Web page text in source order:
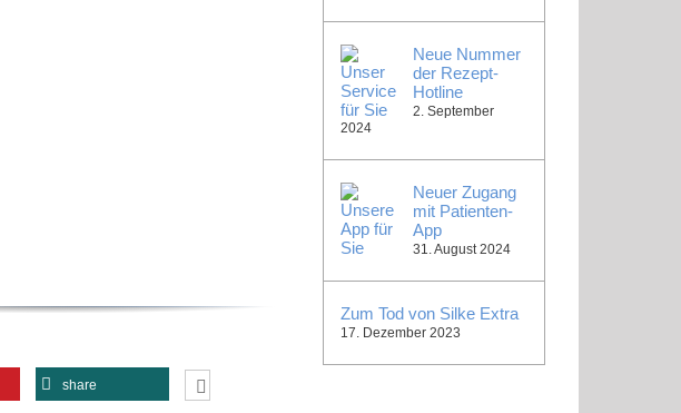
share
Neue Nummer
der Rezept-
Hotline
2. September
2024
Neuer Zugang
mit Patienten-
App
31. August 2024
Zum Tod von Silke Extra
17. Dezember 2023